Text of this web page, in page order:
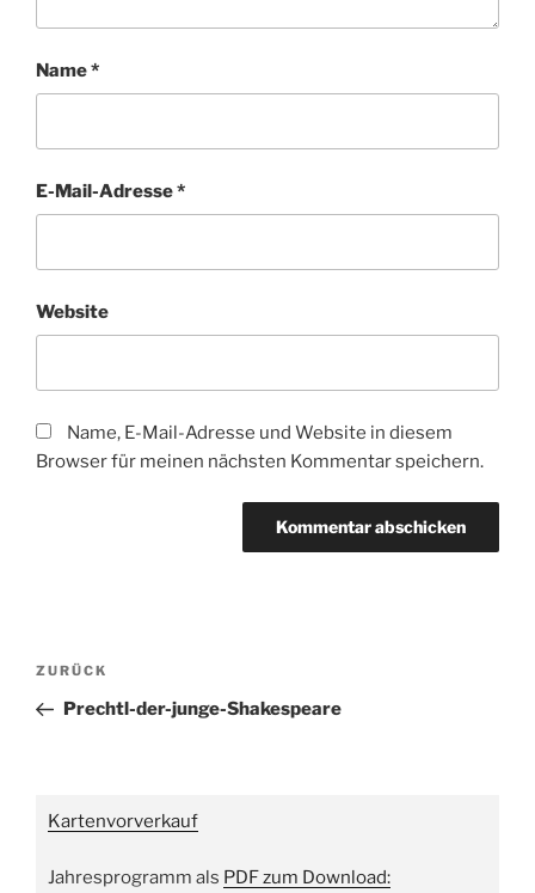
Name*
E-Mail-Adresse*
Website
Name, E-Mail-Adresse und Website in diesem
Browser für meinen nächsten Kommentar speichern.
Beitragsnavigation
Vorheriger
Beitrag
ZURÜCK
Prechtl-der-junge-Shakespeare
Kartenvorverkauf
Jahresprogramm als PDF zum Download: